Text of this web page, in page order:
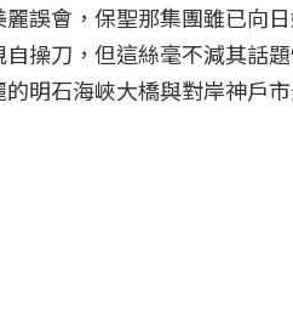
誤會，保聖那集團雖已向
自操刀，但這絲毫不減其話
明石海峽大橋與對岸神戶